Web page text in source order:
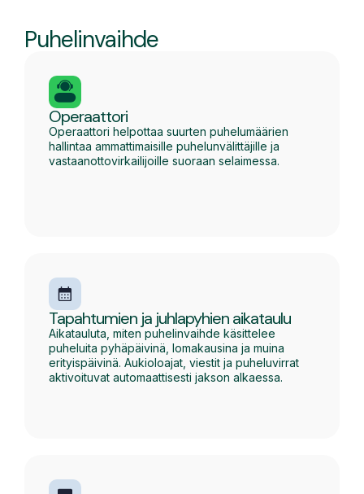
Puhelinvaihde
Operaattori
Operaattori helpottaa suurten puhelumäärien
hallintaa ammattimaisille puhelunvälittäjille ja
vastaanottovirkailijoille suoraan selaimessa.
Tapahtumien ja juhlapyhien aikataulu
Aikatauluta, miten puhelinvaihde käsittelee
puheluita pyhäpäivinä, lomakausina ja muina
erityispäivinä. Aukioloajat, viestit ja puheluvirrat
aktivoituvat automaattisesti jakson alkaessa.